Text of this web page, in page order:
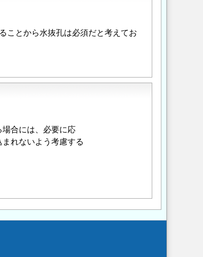
ことから水抜孔は必須だと考えてお
合には、必要に応
れないよう考慮する